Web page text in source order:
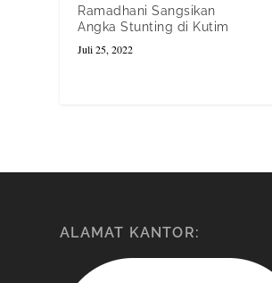
Ramadhani Sangsikan
Angka Stunting di Kutim
Juli 25, 2022
ALAMAT KANTOR: